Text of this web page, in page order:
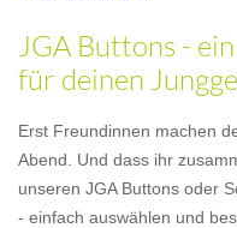
JGA Buttons -
für deinen
Erst Freundinnen machen
Abend. Und dass ihr
unseren JGA Buttons oder
- einfach auswählen und